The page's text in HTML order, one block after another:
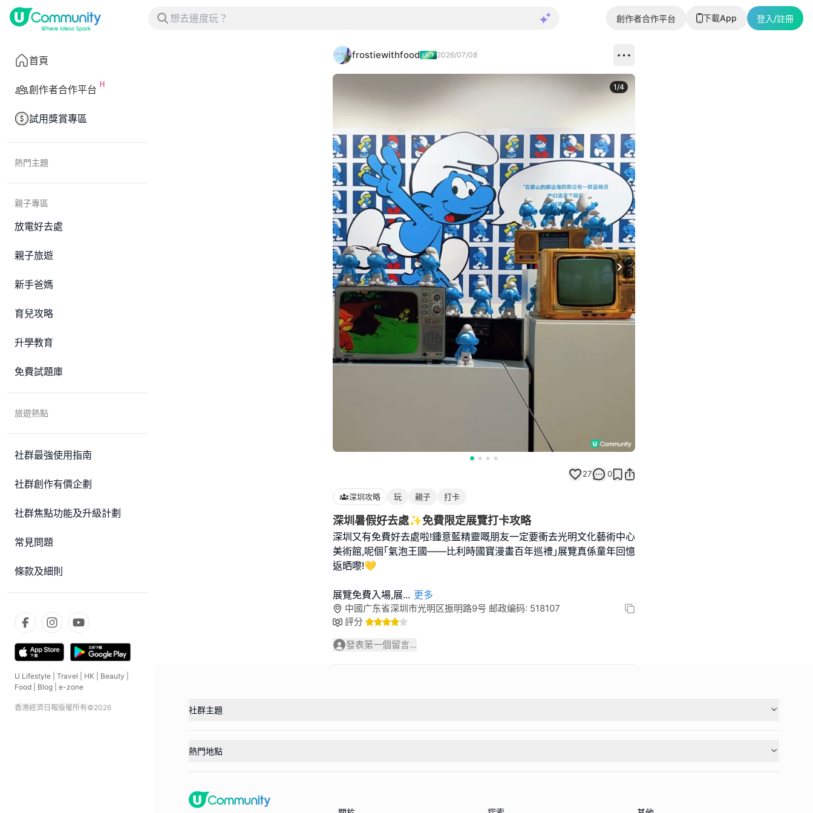
創作者合作平台 下載App 登入/註冊
首頁
創作者合作平台
試用獎賞專區
熱門主題
親子專區
放電好去處
親子旅遊
新手爸媽
育兒攻略
升學教育
免費試題庫
旅遊熱點
社群最強使用指南
社群創作有價企劃
社群焦點功能及升級計劃
常見問題
條款及細則
U Lifestyle Travel HK Beauty
Food
Blog e-zone
香港經濟日報版權所有©2026
frostiewithfood 2026/07/08
Next slide
1/4
27 0
深圳攻略 玩 親子 打卡
深圳暑假好去處✨免費限定展覽打卡攻略
深圳又有免費好去處啦!鍾意藍精靈嘅朋友一定要衝去光明文化藝術中心
美術館,呢個｢氣泡王國——比利時國寶漫畫百年巡禮｣展覽真係童年回憶
返晒嚟!💛
展覽免費入場,展... 更多
中國广东省深圳市光明区振明路9号 邮政编码: 518107
評分
發表第一個留言...
社群主題
熱門地點